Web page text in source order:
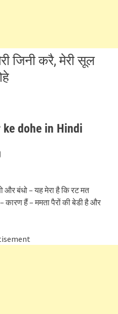
जिनी करै, मेरी सूल
dohe in Hindi
और बंधो – यह मेरा है कि रट मत
हैं – ममता पैरों की बेडी है और